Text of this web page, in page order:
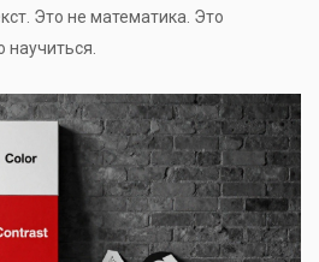
Это не математика. Это
научиться.